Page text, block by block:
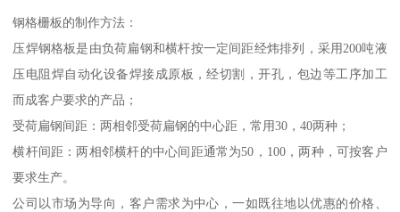
钢格栅板的制作方法：
压焊钢格板是由负荷扁钢和横杆按一定间距经炜排列，采用200吨液
压电阻焊自动化设备焊接成原板，经切割，开孔，包边等工序加工
而成客户要求的产品；
受荷扁钢间距：两相邻受荷扁钢的中心距，常用30，40两种；
横杆间距：两相邻横杆的中心间距通常为50，100，两种，可按客户
要求生产。
公司以市场为导向，客户需求为中心，一如既往地以优惠的价格、